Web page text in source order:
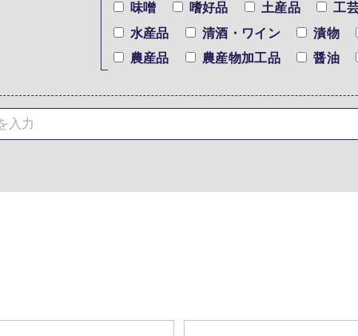
味噌 嗜好品 土産品
工
水産品
清酒・ワイン
漬物
農産品
農産物加工品 醤油